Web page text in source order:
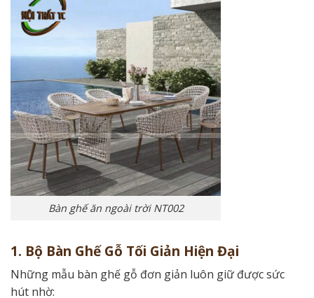
Bàn ghế ăn ngoài trời NT002
1. Bộ Bàn Ghế Gỗ Tối Giản Hiện Đại
Những mẫu bàn ghế gỗ đơn giản luôn giữ được sức
hút nhờ: